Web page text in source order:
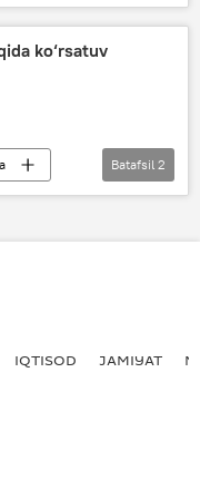
ko‘rsatuv
Batafsil 2
IQTISOD JAMIYAT